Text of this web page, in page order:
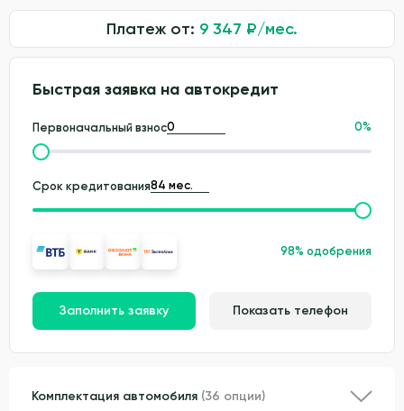
Платеж от: 9 347 ₽/мес.
Быстрая заявка на автокредит
Первоначальный взнос 0%
Срок кредитования
98% одобрения
Заполнить заявку Показать телефон
Комплектация автомобиля (36 опции)